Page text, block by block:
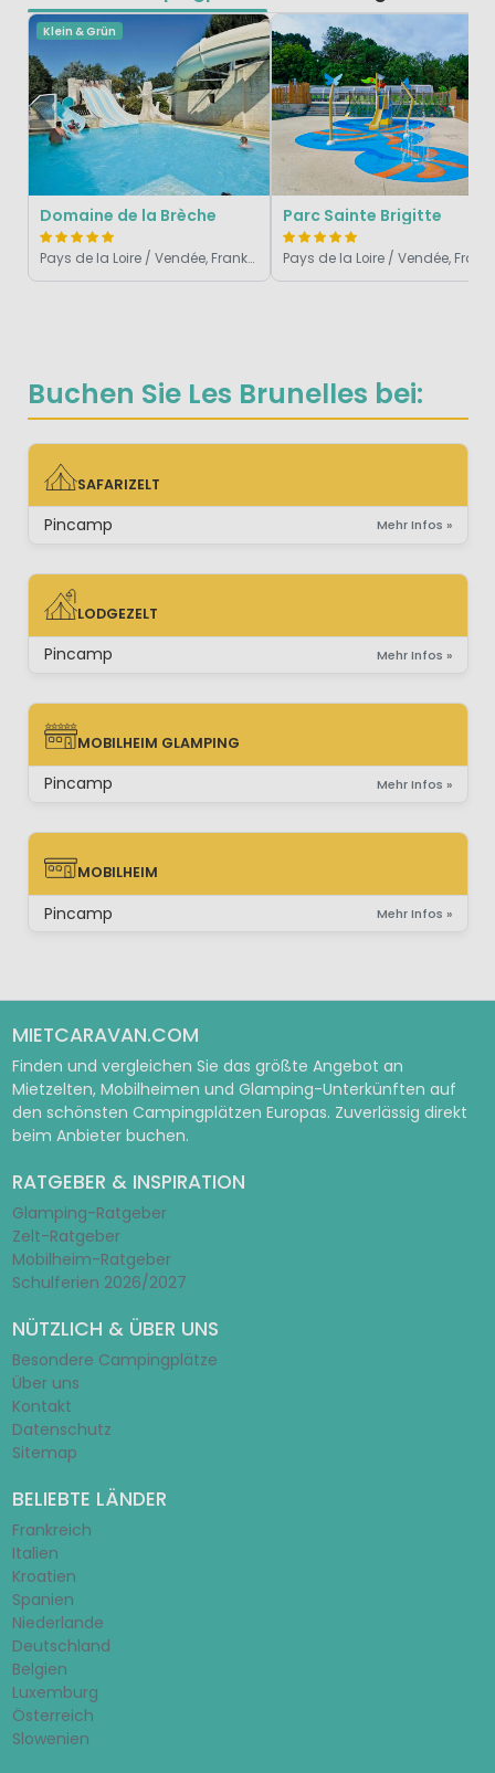
Buchen Sie Les Brunelles bei:
SAFARIZELT
SAFARIZELT
Pincamp Mehr Infos »
LODGEZELT
LODGEZELT
Pincamp Mehr Infos »
MOBILHEIM GLAMPING
MOBILHEIM GLAMPING
Pincamp Mehr Infos »
MOBILHEIM
MOBILHEIM
Pincamp Mehr Infos »
Klein & Grün
Domaine de la Brèche
Pays de la Loire / Vendée, Frankreich
Parc Sainte Brigitte
MIETCARAVAN.COM
Finden und vergleichen Sie das größte Angebot an
Mietzelten, Mobilheimen und Glamping-Unterkünften auf
den schönsten Campingplätzen Europas. Zuverlässig direkt
beim Anbieter buchen.
RATGEBER & INSPIRATION
Glamping-Ratgeber
Zelt-Ratgeber
Mobilheim-Ratgeber
Schulferien 2026/2027
NÜTZLICH & ÜBER UNS
Besondere Campingplätze
Über uns
Kontakt
Datenschutz
Sitemap
BELIEBTE LÄNDER
Frankreich
Italien
Kroatien
Spanien
Niederlande
Deutschland
Belgien
Luxemburg
Österreich
Slowenien